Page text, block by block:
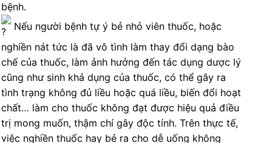
bệnh.
Nếu người bệnh tự ý bẻ nhỏ viên thuốc, hoặc
nghiền nát tức là đã vô tình làm thay đổi dạng bào
chế của thuốc, làm ảnh hưởng đến tác dụng dược lý
cũng như sinh khả dụng của thuốc, có thể gây ra
tình trạng không đủ liều hoặc quá liều, biến đổi hoạt
chất… làm cho thuốc không đạt được hiệu quả điều
trị mong muốn, thậm chí gây độc tính. Trên thực tế,
việc nghiền thuốc hay bẻ ra cho dễ uống không